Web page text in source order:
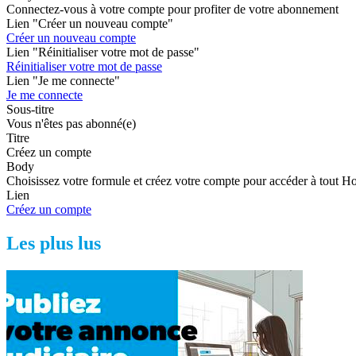
Connectez-vous à votre compte pour profiter de votre abonnement
Lien "Créer un nouveau compte"
Créer un nouveau compte
Lien "Réinitialiser votre mot de passe"
Réinitialiser votre mot de passe
Lien "Je me connecte"
Je me connecte
Sous-titre
Vous n'êtes pas abonné(e)
Titre
Créez un compte
Body
Choisissez votre formule et créez votre compte pour accéder à tout
Lien
Créez un compte
Les plus lus